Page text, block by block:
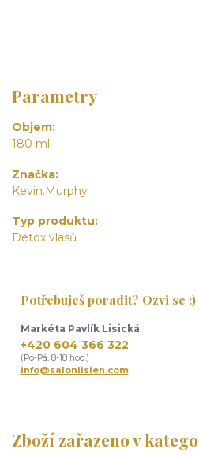
Parametry
Objem
180 ml
Značka
Kevin.Murphy
Typ produktu
Detox vlasů
Zboží zařazeno v
Potřebuješ poradit? Ozvi se :)
Markéta Pavlík Lisická
+420 604 366 322
(Po-Pá, 8-18 hod.)
info@salonlisien.com